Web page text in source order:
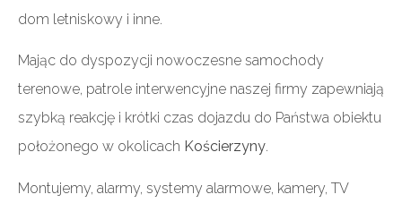
dom letniskowy i inne.
Mając do dyspozycji nowoczesne samochody
terenowe, patrole interwencyjne naszej firmy zapewniają
szybką reakcję i krótki czas dojazdu do Państwa obiektu
położonego w okolicach Kościerzyny.
Montujemy, alarmy, systemy alarmowe, kamery, TV